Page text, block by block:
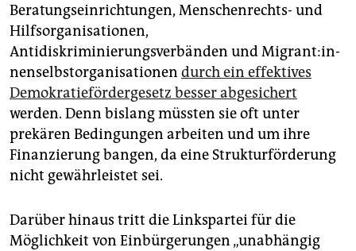
Beratungseinrichtungen, Menschenrechts- und
Hilfsorganisationen,
Antidiskriminierungsverbänden und Mi­gran­t:in­
nen­selbst­or­ga­ni­sa­tio­nen durch ein effektives
Demokratiefördergesetz besser abgesichert
werden. Denn bislang müssten sie oft unter
prekären Bedingungen arbeiten und um ihre
Finanzierung bangen, da eine Strukturförderung
nicht gewährleistet sei.
Darüber hinaus tritt die Linkspartei für die
Möglichkeit von Einbürgerungen „unabhängig